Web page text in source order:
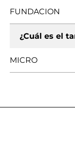
FUNDACION
¿Cuál es el
MICRO